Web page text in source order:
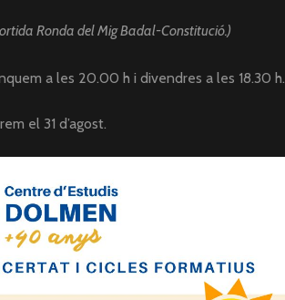
Ronda del Mig Badal-Constitució.)
a les 20.00 h i divendres a les 18.30 h.
el 31 d’agost.